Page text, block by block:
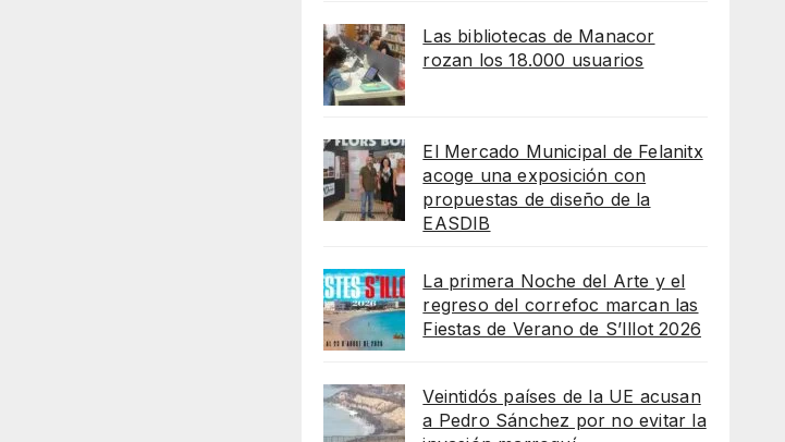
Las bibliotecas de Manacor
rozan los 18.000 usuarios
El Mercado Municipal de Felanitx
acoge una exposición con
propuestas de diseño de la
EASDIB
La primera Noche del Arte y el
regreso del correfoc marcan las
Fiestas de Verano de S’Illot 2026
Veintidós países de la UE acusan
a Pedro Sánchez por no evitar la